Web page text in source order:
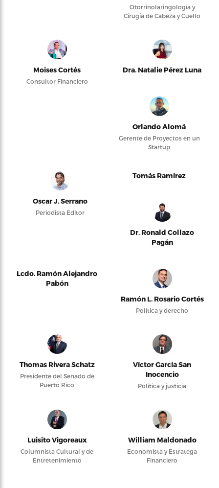
Otorrinolaringología y
Cirugía de Cabeza y Cuello
Moises Cortés
Consultor Financiero
Dra. Natalie Pérez Luna
Orlando Alomá
Gerente de Proyectos en un
Startup
Oscar J. Serrano
Periodista Editor
Tomás Ramírez
Dr. Ronald Collazo
Pagán
Lcdo. Ramón Alejandro
Pabón
Ramón L. Rosario Cortés
Política y derecho
Thomas Rivera Schatz
Presidente del Senado de
Puerto Rico
Víctor García San
Inocencio
Política y justicia
Luisito Vigoreaux
Columnista Cultural y de
Entretenimiento
William Maldonado
Economista y Estratega
Financiero